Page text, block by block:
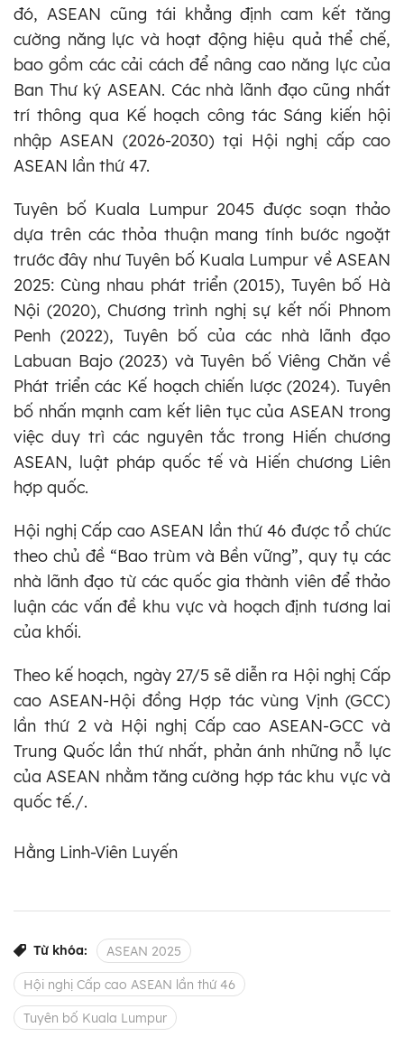
đó, ASEAN cũng tái khẳng định cam kết tăng
cường năng lực và hoạt động hiệu quả thể chế,
bao gồm các cải cách để nâng cao năng lực của
Ban Thư ký ASEAN. Các nhà lãnh đạo cũng nhất
trí thông qua Kế hoạch công tác Sáng kiến hội
nhập ASEAN (2026-2030) tại Hội nghị cấp cao
ASEAN lần thứ 47.
Tuyên bố Kuala Lumpur 2045 được soạn thảo
dựa trên các thỏa thuận mang tính bước ngoặt
trước đây như Tuyên bố Kuala Lumpur về ASEAN
2025: Cùng nhau phát triển (2015), Tuyên bố Hà
Nội (2020), Chương trình nghị sự kết nối Phnom
Penh (2022), Tuyên bố của các nhà lãnh đạo
Labuan Bajo (2023) và Tuyên bố Viêng Chăn về
Phát triển các Kế hoạch chiến lược (2024). Tuyên
bố nhấn mạnh cam kết liên tục của ASEAN trong
việc duy trì các nguyên tắc trong Hiến chương
ASEAN, luật pháp quốc tế và Hiến chương Liên
hợp quốc.
Hội nghị Cấp cao ASEAN lần thứ 46 được tổ chức
theo chủ đề “Bao trùm và Bền vững”, quy tụ các
nhà lãnh đạo từ các quốc gia thành viên để thảo
luận các vấn đề khu vực và hoạch định tương lai
của khối.
Theo kế hoạch, ngày 27/5 sẽ diễn ra Hội nghị Cấp
cao ASEAN-Hội đồng Hợp tác vùng Vịnh (GCC)
lần thứ 2 và Hội nghị Cấp cao ASEAN-GCC và
Trung Quốc lần thứ nhất, phản ánh những nỗ lực
của ASEAN nhằm tăng cường hợp tác khu vực và
quốc tế./.
Hằng Linh-Viên Luyến
Từ khóa: ASEAN 2025
Hội nghị Cấp cao ASEAN lần thứ 46
Tuyên bố Kuala Lumpur